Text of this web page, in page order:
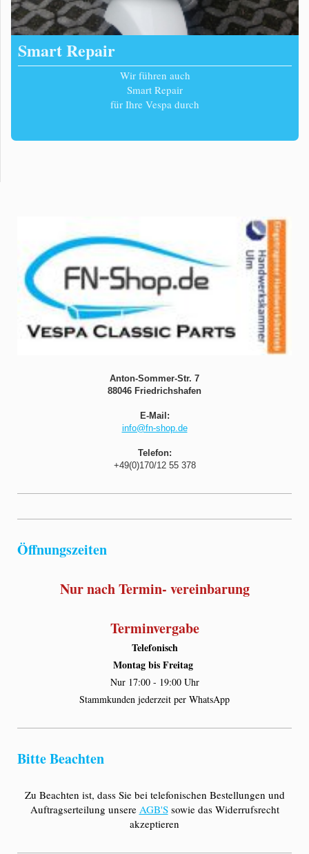
Smart Repair
Wir führen auch
Smart Repair
für Ihre Vespa durch
Anton-Sommer-Str. 7
88046 Friedrichshafen
E-Mail:
info@fn-shop.de
Telefon:
+49(0)170/12 55 378
Öffnungszeiten
Nur nach Termin- vereinbarung
Terminvergabe
Telefonisch
Montag bis Freitag
Nur 17:00 - 19:00 Uhr
Stammkunden jederzeit per WhatsApp
Bitte Beachten
Zu Beachten ist, dass Sie bei telefonischen Bestellungen und
Auftragserteilung unsere AGB'Ssowie das Widerrufsrecht
akzeptieren